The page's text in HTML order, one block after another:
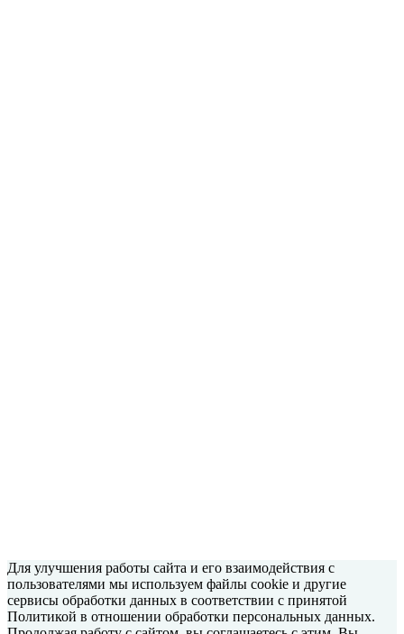
Для улучшения работы сайта и его взаимодействия с
пользователями мы используем файлы cookie и другие
сервисы обработки данных в соответствии с принятой
Политикой в отношении обработки персональных данных.